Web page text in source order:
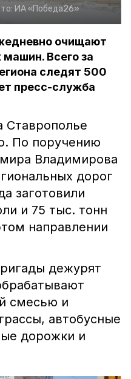
ИА «Победа26»
очищают
машин. Всего за
следят 500
пресс-служба
Ставрополье
По поручению
Владимирова
дорог
заготовили
и 75 тыс. тонн
направлении
дежурят
смесью и
автобусные
дорожки и